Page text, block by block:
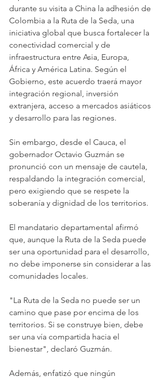
durante su visita a China la adhesión de
Colombia a la Ruta de la Seda, una
iniciativa global que busca fortalecer la
conectividad comercial y de
infraestructura entre Asia, Europa,
África y América Latina. Según el
Gobierno, este acuerdo traerá mayor
integración regional, inversión
extranjera, acceso a mercados asiáticos
y desarrollo para las regiones.
Sin embargo, desde el Cauca, el
gobernador Octavio Guzmán se
pronunció con un mensaje de cautela,
respaldando la integración comercial,
pero exigiendo que se respete la
soberanía y dignidad de los territorios.
El mandatario departamental afirmó
que, aunque la Ruta de la Seda puede
ser una oportunidad para el desarrollo,
no debe imponerse sin considerar a las
comunidades locales.
"La Ruta de la Seda no puede ser un
camino que pase por encima de los
territorios. Si se construye bien, debe
ser una vía compartida hacia el
bienestar", declaró Guzmán.
Además, enfatizó que ningún